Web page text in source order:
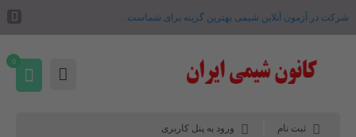
شرکت در آزمون آنلاین شیمی بهترین گزینه برای شماست .
ثبت نام ورود به پنل کاربری
0